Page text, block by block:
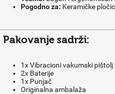
Pogodno za: Keramičke
Pakovanje sadrži:
1x Vibracioni vakumski pištolj
2x Baterije
1x Punjač
Originalna ambalaža